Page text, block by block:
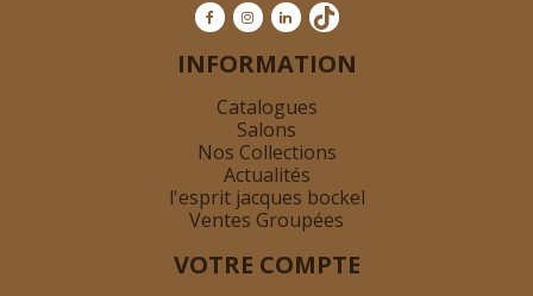
INFORMATION
Catalogues
Salons
Nos Collections
Actualités
l'esprit jacques bockel
Ventes Groupées
VOTRE COMPTE